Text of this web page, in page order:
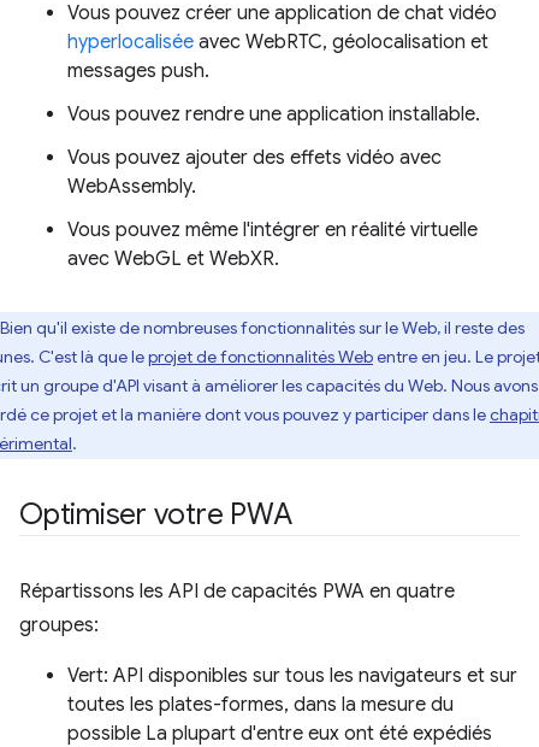
Vous pouvez créer une application de chat vidéo
hyperlocalisée avec WebRTC, géolocalisation et
messages push.
Vous pouvez rendre une application installable.
Vous pouvez ajouter des effets vidéo avec
WebAssembly.
Vous pouvez même l'intégrer en réalité virtuelle
avec WebGL et WebXR.
Bien qu'il existe de nombreuses fonctionnalités sur le Web, il reste des
C'est là que leprojet de fonctionnalités Webentre en jeu. Le
un groupe d'API visant à améliorer les capacités du Web. Nous avons
ce projet et la manière dont vous pouvez y participer dans le
.
Optimiser votre PWA
Répartissons les API de capacités PWA en quatre
groupes:
Vert: API disponibles sur tous les navigateurs et sur
toutes les plates-formes, dans la mesure du
possible La plupart d'entre eux ont été expédiés